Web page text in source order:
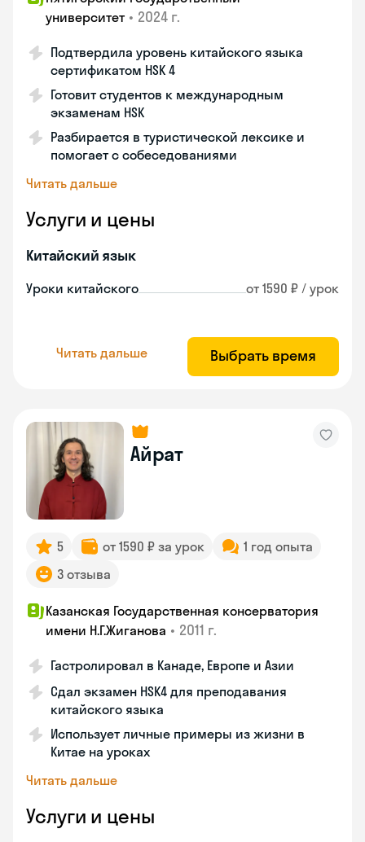
университет • 2024 г.
Подтвердила уровень китайского языка
сертификатом HSK 4
Готовит студентов к международным
экзаменам HSK
Разбирается в туристической лексике и
помогает с собеседованиями
Читать дальше
Услуги и цены
Китайский язык
Уроки китайского от 1590 ₽ / урок
Читать дальше Выбрать время
Айрат
5 от 1590 ₽ за урок
1 год опыта
3 отзыва
Казанская Государственная консерватория
имени Н.Г.Жиганова • 2011 г.
Гастролировал в Канаде, Европе и Азии
Сдал экзамен HSK4 для преподавания
китайского языка
Использует личные примеры из жизни в
Китае на уроках
Читать дальше
Услуги и цены